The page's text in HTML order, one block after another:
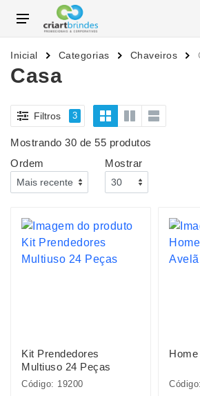
Inicial Categorias Chaveiros
Casa
Filtros 3
Mostrando 30 de 55 produtos
Ordem
Mostrar
Kit Prendedores
Multiuso 24 Peças
Código: 19200